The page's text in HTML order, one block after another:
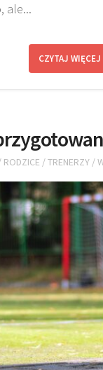
ale...
CZYTAJ
RODZICE /TRENERZY /